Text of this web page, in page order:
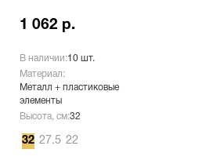
1 062 р.
В наличии:10 шт.
Материал:
Металл + пластиковые
элементы
Высота, см:32
32 27.5 22